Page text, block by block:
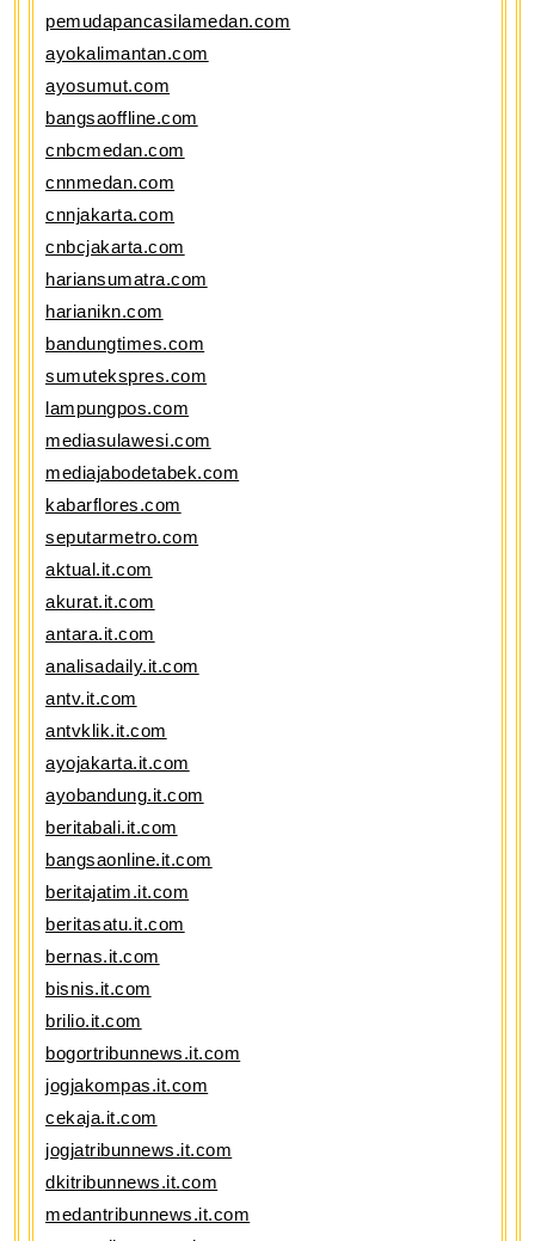
pemudapancasilamedan.com
ayokalimantan.com
ayosumut.com
bangsaoffline.com
cnbcmedan.com
cnnmedan.com
cnnjakarta.com
cnbcjakarta.com
hariansumatra.com
harianikn.com
bandungtimes.com
sumutekspres.com
lampungpos.com
mediasulawesi.com
mediajabodetabek.com
kabarflores.com
seputarmetro.com
aktual.it.com
akurat.it.com
antara.it.com
analisadaily.it.com
antv.it.com
antvklik.it.com
ayojakarta.it.com
ayobandung.it.com
beritabali.it.com
bangsaonline.it.com
beritajatim.it.com
beritasatu.it.com
bernas.it.com
bisnis.it.com
brilio.it.com
bogortribunnews.it.com
jogjakompas.it.com
cekaja.it.com
jogjatribunnews.it.com
dkitribunnews.it.com
medantribunnews.it.com